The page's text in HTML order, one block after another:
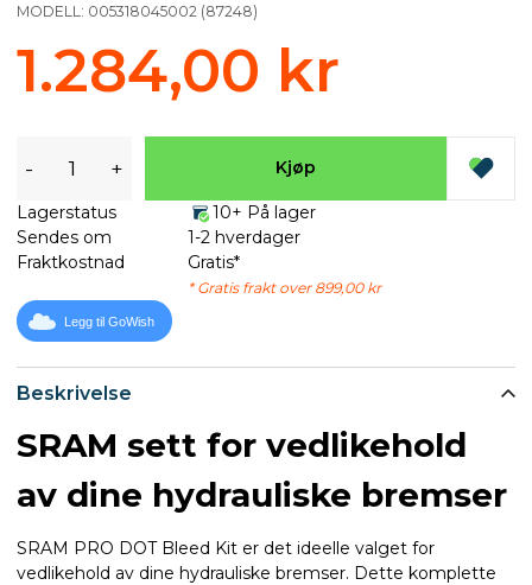
Beskrivelse
SRAM sett for vedlikehold
av dine hydrauliske bremser
SRAM PRO DOT Bleed Kit er det ideelle valget for
vedlikehold av dine hydrauliske bremser. Dette komplette
MODELL: 005318045002 (87248)
1.284,00 kr
- + Kjøp
Lagerstatus
10+ På lager
Sendes om
1-2 hverdager
Fraktkostnad
Gratis*
* Gratis frakt over 899,00 kr
Legg til GoWish